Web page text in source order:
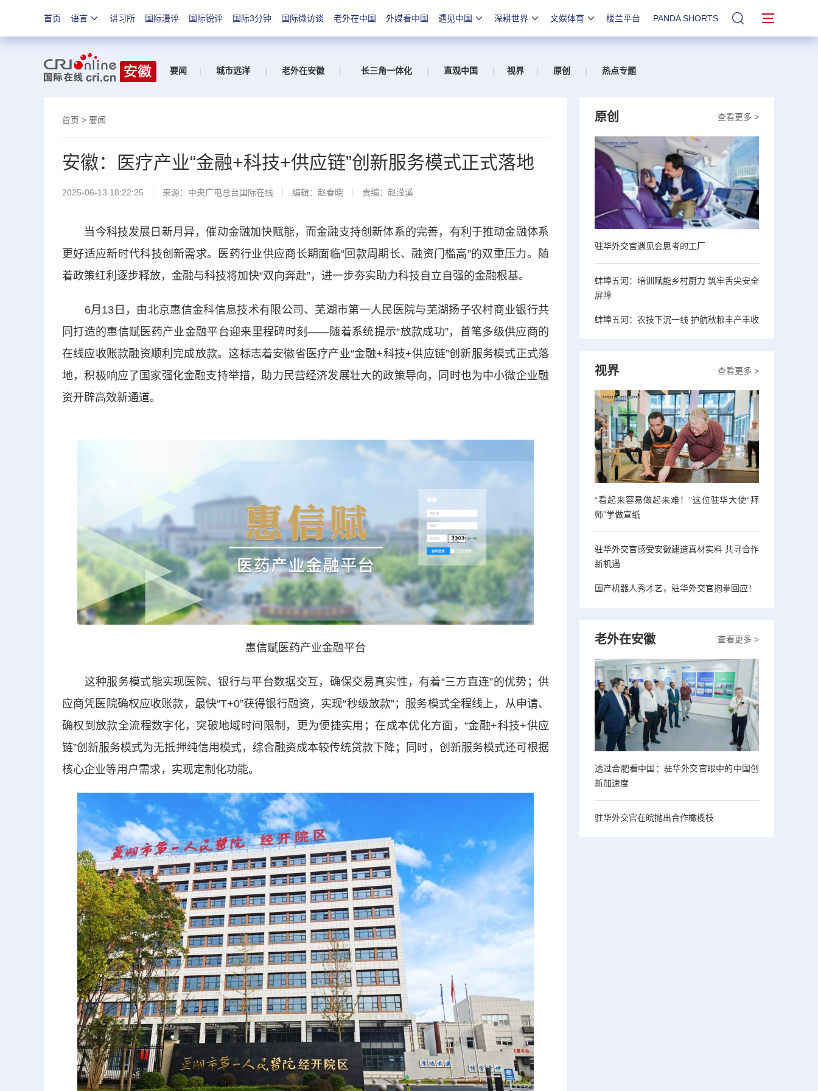
首页 语言 讲习所 国际漫评 国际锐评 国际3分钟 国际微访谈 老外在中国 外媒看中国 遇见中国 深耕世界 文娱体育 楼兰平台 PANDA SHORTS 站内搜索
要闻 | 城市远洋 | 老外在安徽 | 长三角一体化 | 直观中国 | 视界 | 原创 | 热点专题
首页 > 要闻
安徽：医疗产业“金融+科技+供应链”创新服务模式正式落地
2025-06-13 18:22:25 来源：中央广电总台国际在线 编辑：赵春晓 责编：赵滢溪
当今科技发展日新月异，催动金融加快赋能，而金融支持创新体系的完善，有利于推动金融体系
更好适应新时代科技创新需求。医药行业供应商长期面临“回款周期长、融资门槛高”的双重压力。随
着政策红利逐步释放，金融与科技将加快“双向奔赴”，进一步夯实助力科技自立自强的金融根基。
6月13日，由北京惠信金科信息技术有限公司、芜湖市第一人民医院与芜湖扬子农村商业银行共
同打造的惠信赋医药产业金融平台迎来里程碑时刻——随着系统提示“放款成功”，首笔多级供应商的
在线应收账款融资顺利完成放款。这标志着安徽省医疗产业“金融+科技+供应链”创新服务模式正式落
地，积极响应了国家强化金融支持举措，助力民营经济发展壮大的政策导向，同时也为中小微企业融
资开辟高效新通道。
惠信赋医药产业金融平台
这种服务模式能实现医院、银行与平台数据交互，确保交易真实性，有着“三方直连”的优势；供
应商凭医院确权应收账款，最快“T+0”获得银行融资，实现“秒级放款”；服务模式全程线上，从申请、
确权到放款全流程数字化，突破地域时间限制，更为便捷实用；在成本优化方面，“金融+科技+供应
链”创新服务模式为无抵押纯信用模式，综合融资成本较传统贷款下降；同时，创新服务模式还可根据
核心企业等用户需求，实现定制化功能。
查看更多 >
原创
驻华外交官遇见会思考的工厂
蚌埠五河：培训赋能乡村厨力 筑牢舌尖安全
屏障
蚌埠五河：农技下沉一线 护航秋粮丰产丰收
查看更多 >
视界
“看起来容易做起来难！”这位驻华大使“拜
师”学做宣纸
驻华外交官感受安徽建造真材实料 共寻合作
新机遇
国产机器人秀才艺，驻华外交官抱拳回应！
查看更多 >
老外在安徽
透过合肥看中国：驻华外交官眼中的中国创
新加速度
驻华外交官在皖抛出合作橄榄枝